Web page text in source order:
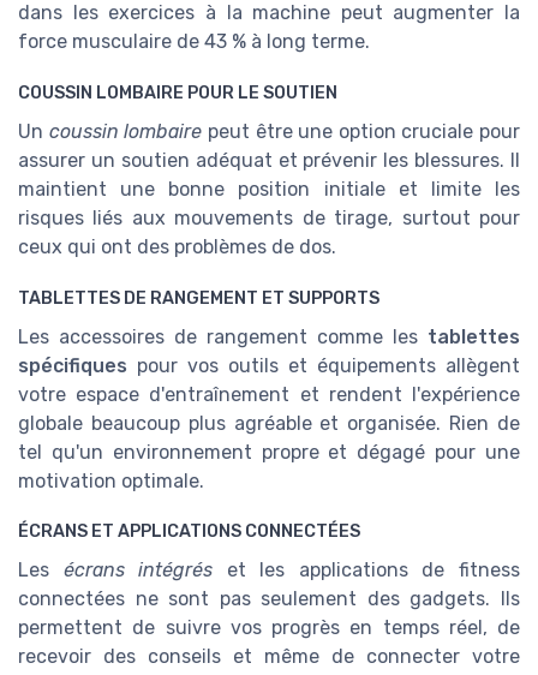
dans les exercices à la machine peut augmenter la
force musculaire de 43 % à long terme.
COUSSIN LOMBAIRE POUR LE SOUTIEN
Un coussin lombaire peut être une option cruciale pour
assurer un soutien adéquat et prévenir les blessures. Il
maintient une bonne position initiale et limite les
risques liés aux mouvements de tirage, surtout pour
ceux qui ont des problèmes de dos.
TABLETTES DE RANGEMENT ET SUPPORTS
Les accessoires de rangement comme les tablettes
spécifiques pour vos outils et équipements allègent
votre espace d'entraînement et rendent l'expérience
globale beaucoup plus agréable et organisée. Rien de
tel qu'un environnement propre et dégagé pour une
motivation optimale.
ÉCRANS ET APPLICATIONS CONNECTÉES
Les écrans intégrés et les applications de fitness
connectées ne sont pas seulement des gadgets. Ils
permettent de suivre vos progrès en temps réel, de
recevoir des conseils et même de connecter votre